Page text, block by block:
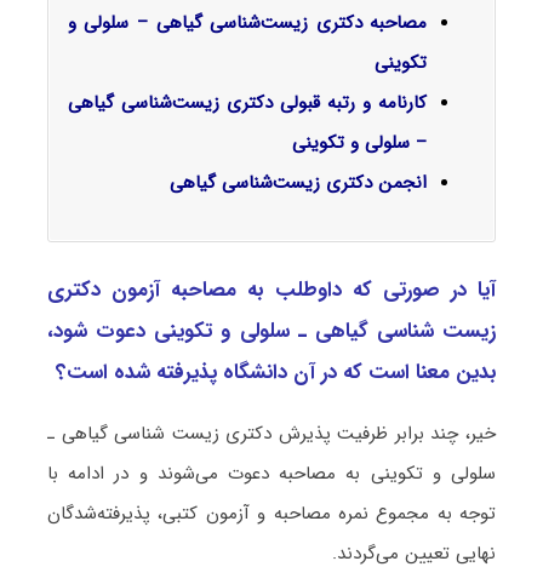
مصاحبه دکتری زیست‌شناسی گیاهی – سلولی و
تکوینی
کارنامه و رتبه قبولی دکتری زیست‌شناسی گیاهی
– سلولی و تکوینی
انجمن دکتری زیست‌شناسی گیاهی
آیا در صورتی که داوطلب به مصاحبه آزمون دکتری
زیست شناسی ﮔﻴﺎهی ـ ﺳﻠﻮلی و ﺗﻜﻮینی دعوت شود،
بدین معنا است که در آن دانشگاه پذیرفته شده است؟
خیر، چند برابر ظرفیت پذیرش دکتری زیست شناسی ﮔﻴﺎهی ـ
ﺳﻠﻮلی و ﺗﻜﻮینی به مصاحبه دعوت می‌شوند و در ادامه با
توجه به مجموع نمره مصاحبه و آزمون کتبی، پذیرفته‌شدگان
نهایی تعیین می‌گردند.